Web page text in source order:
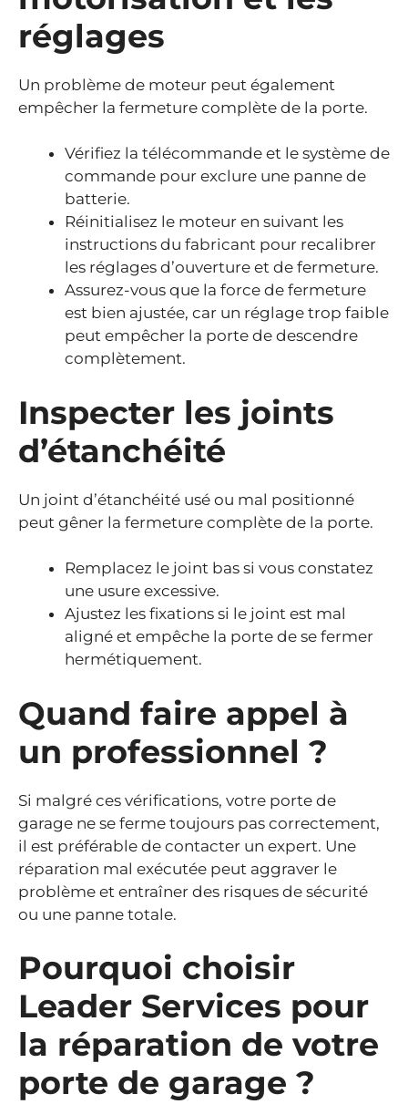
réglages
Un problème de moteur peut également
empêcher la fermeture complète de la porte.
Vérifiez la télécommande et le système de
commande pour exclure une panne de
batterie.
Réinitialisez le moteur en suivant les
instructions du fabricant pour recalibrer
les réglages d’ouverture et de fermeture.
Assurez-vous que la force de fermeture
est bien ajustée, car un réglage trop faible
peut empêcher la porte de descendre
complètement.
Inspecter les joints
d’étanchéité
Un joint d’étanchéité usé ou mal positionné
peut gêner la fermeture complète de la porte.
Remplacez le joint bas si vous constatez
une usure excessive.
Ajustez les fixations si le joint est mal
aligné et empêche la porte de se fermer
hermétiquement.
Quand faire appel à
un professionnel ?
Si malgré ces vérifications, votre porte de
garage ne se ferme toujours pas correctement,
il est préférable de contacter un expert. Une
réparation mal exécutée peut aggraver le
problème et entraîner des risques de sécurité
ou une panne totale.
Pourquoi choisir
Leader Services pour
la réparation de votre
porte de garage ?